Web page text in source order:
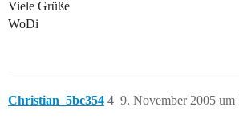
Viele Grüße
WoDi
Christian_5bc354 9. November 2005 um
4